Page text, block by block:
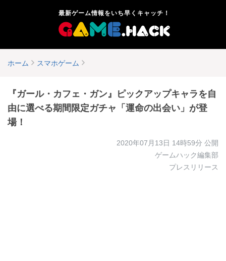
最新ゲーム情報をいち早くキャッチ！
ホーム スマホゲーム
『ガール・カフェ・ガン』ピックアップキャラを自
由に選べる期間限定ガチャ「運命の出会い」が登
場！
2020年07月13日 14時59分 公開
ゲームハック編集部
プレスリリース